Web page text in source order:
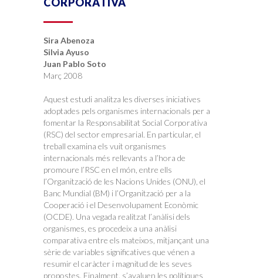
Sira Abenoza
Silvia Ayuso
Juan Pablo Soto
Març 2008
Aquest estudi analitza les diverses iniciatives
adoptades pels organismes internacionals per a
fomentar la Responsabilitat Social Corporativa
(RSC) del sector empresarial. En particular, el
treball examina els vuit organismes
internacionals més rellevants a l’hora de
promoure l’RSC en el món, entre ells
l’Organització de les Nacions Unides (ONU), el
Banc Mundial (BM) i l’Organització per a la
Cooperació i el Desenvolupament Econòmic
(OCDE). Una vegada realitzat l’anàlisi dels
organismes, es procedeix a una anàlisi
comparativa entre els mateixos, mitjançant una
sèrie de variables significatives que vénen a
resumir el caràcter i magnitud de les seves
propostes. Finalment, s’avaluen les polítiques